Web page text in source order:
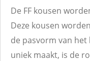
De FF kousen
Deze kousen
de pasvorm van het
uniek maakt, is de